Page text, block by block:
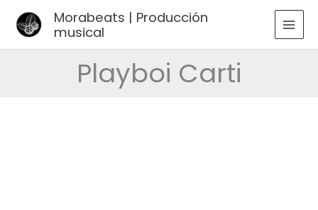
Morabeats | Producción
musical
Playboi Carti